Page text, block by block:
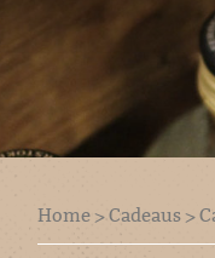
Home >Cadeaus >